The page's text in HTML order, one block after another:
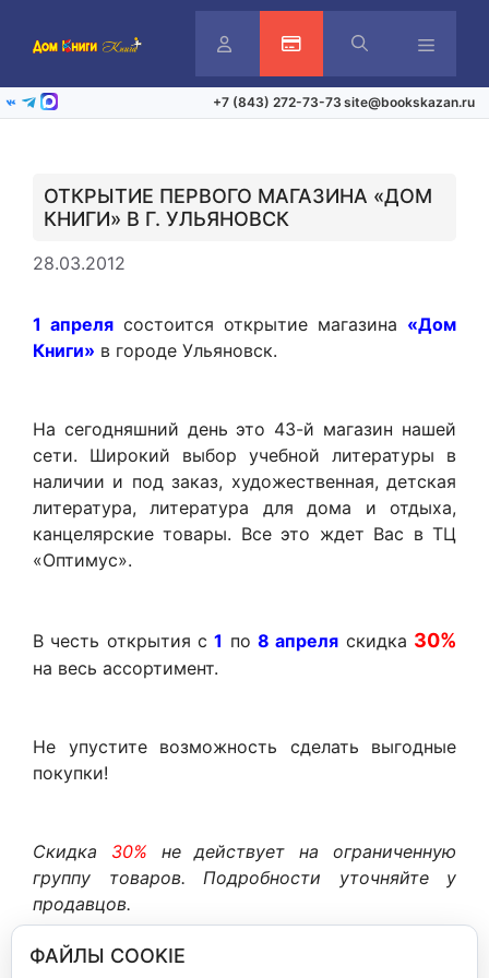
ЛичныйАктивация карты
ВКонтакте
Telegram
Max +7 (843) 272-73-73 site@bookskazan.ru
ОТКРЫТИЕ ПЕРВОГО МАГАЗИНА «ДОМ
КНИГИ» В Г. УЛЬЯНОВСК
28.03.2012
1 апреля состоится открытие магазина «Дом
Книги» в городе Ульяновск.
На сегодняшний день это 43-й магазин нашей
сети. Широкий выбор учебной литературы в
наличии и под заказ, художественная, детская
литература, литература для дома и отдыха,
канцелярские товары. Все это ждет Вас в ТЦ
«Оптимус».
В честь открытия с1 по8 апреля скидка 30%
на весь ассортимент.
Не упустите возможность сделать выгодные
покупки!
Скидка 30% не действует на ограниченную
группу товаров. Подробности уточняйте у
продавцов.
ФАЙЛЫ COOKIE